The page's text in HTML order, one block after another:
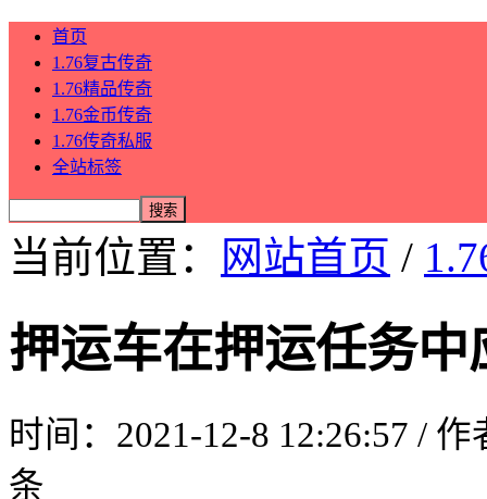
首页
1.76复古传奇
1.76精品传奇
1.76金币传奇
1.76传奇私服
全站标签
当前位置： 网站首页 /
押运车在押运任务中
时间：2021-12-8 12:26:57 /
条